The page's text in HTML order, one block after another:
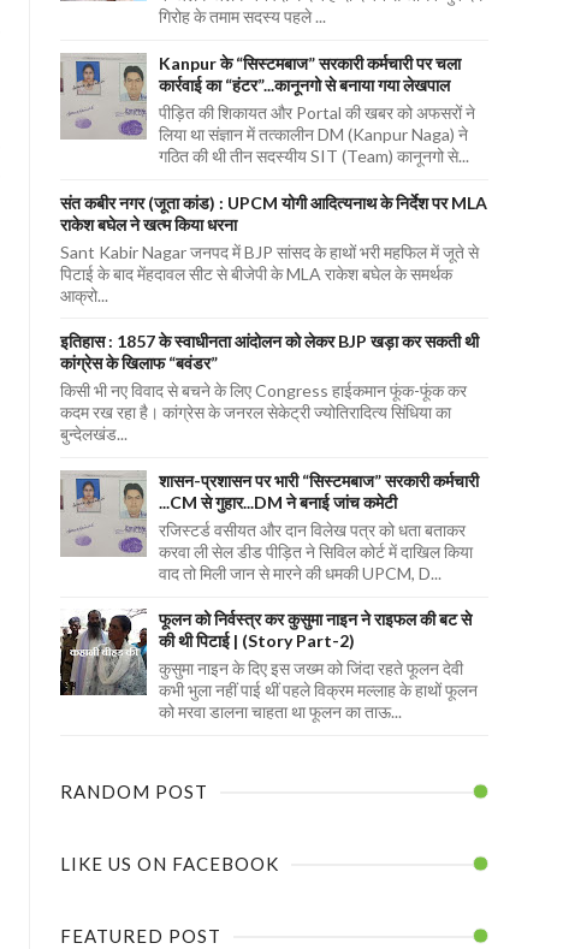
गिरोह के तमाम सदस्य पहले ...
Kanpur के “सिस्टमबाज” सरकारी कर्मचारी पर चला
कार्रवाई का “हंटर”...कानूनगो से बनाया गया लेखपाल
पीड़ित की शिकायत और Portal की खबर को अफसरों ने
लिया था संज्ञान में तत्कालीन DM (Kanpur Naga) ने
गठित की थी तीन सदस्यीय SIT (Team) कानूनगो से...
संत कबीर नगर (जूता कांड) : UPCM योगी आदित्यनाथ के निर्देश पर MLA
राकेश बघेल ने खत्म किया धरना
Sant Kabir Nagar जनपद में BJP सांसद के हाथों भरी महफिल में जूते से
पिटाई के बाद मेंहदावल सीट से बीजेपी के MLA राकेश बघेल के समर्थक
आक्रो...
इतिहास : 1857 के स्वाधीनता आंदोलन को लेकर BJP खड़ा कर सकती थी
कांग्रेस के खिलाफ “बवंडर”
किसी भी नए विवाद से बचने के लिए Congress हाईकमान फूंक-फूंक कर
कदम रख रहा है। कांग्रेस के जनरल सेकेट्री ज्योतिरादित्य सिंधिया का
बुन्देलखंड...
शासन-प्रशासन पर भारी “सिस्टमबाज” सरकारी कर्मचारी
...CM से गुहार...DM ने बनाई जांच कमेटी
रजिस्टर्ड वसीयत और दान विलेख पत्र को धता बताकर
करवा ली सेल डीड पीड़ित ने सिविल कोर्ट में दाखिल किया
वाद तो मिली जान से मारने की धमकी UPCM, D...
फूलन को निर्वस्त्र कर कुसुमा नाइन ने राइफल की बट से
की थी पिटाई | (Story Part-2)
कुसुमा नाइन के दिए इस जख्म को जिंदा रहते फूलन देवी
कभी भुला नहीं पाई थीं पहले विक्रम मल्लाह के हाथों फूलन
को मरवा डालना चाहता था फूलन का ताऊ...
RANDOM POST
LIKE US ON FACEBOOK
FEATURED POST